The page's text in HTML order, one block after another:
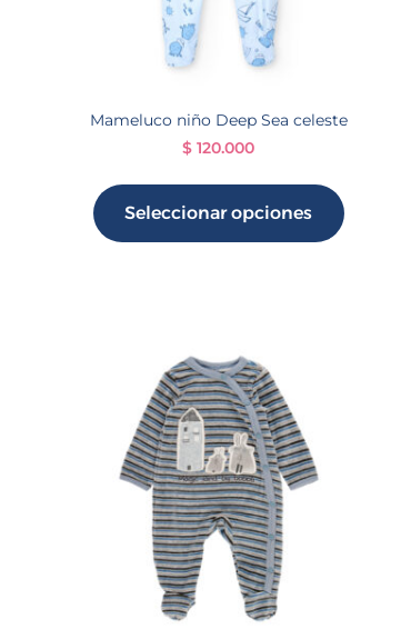
Mameluco niño Deep Sea celeste
$ 120.000
Seleccionar opciones